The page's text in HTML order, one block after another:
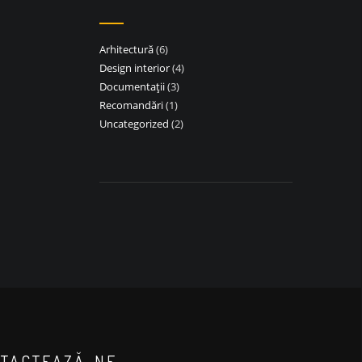
Arhitectură(6)
Design interior(4)
Documentații(3)
Recomandări(1)
Uncategorized (2)